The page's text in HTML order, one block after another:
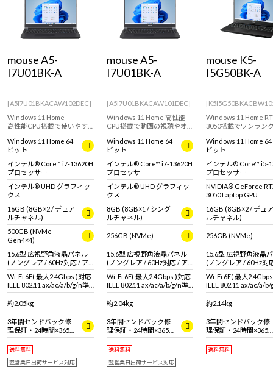
mouse A5-
I7U01BK-A
[A5I7U01BKACAW102DEC]
Windows 11 Home
高性能CPU搭載で使いやす
ミング視聴など幅広い用途
で活躍する15.6型ノート
PC！
Windows 11 Home 64
ビット
インテル® Core™ i7-13620H
プロセッサー
インテル® UHD グラフィッ
クス
16GB (8GB×2 / デュア
ルチャネル)
500GB (NVMe
Gen4×4)
15.6型 広視野角液晶パネル
(ノングレア / 60Hz対応 / ア
スペクト比16:9)
Wi-Fi 6E( 最大2.4Gbps )対応
IEEE 802.11 ax/ac/a/b/g/n準
拠 ＋ Bluetooth 5内蔵
約2.05kg
3年間センドバック修
理保証・24時間×365
日電話サポート
送料無料
翌営業日出荷サービス対応
mouse A5-
I7U01BK-A
[A5I7U01BKACAW101DEC]
Windows 11 Home 高性能
CPU搭載で動画の視聴やオ
用可能。フルHD液晶搭載の
15.6型ノートPC！
Windows 11 Home 64
ビット
インテル® Core™ i7-13620H
プロセッサー
インテル® UHD グラフィッ
クス
8GB (8GB×1 / シング
ルチャネル)
256GB (NVMe)
15.6型 広視野角液晶パネル
(ノングレア / 60Hz対応 / ア
スペクト比16:9)
Wi-Fi 6E( 最大2.4Gbps )対応
IEEE 802.11 ax/ac/a/b/g/n準
拠 ＋ Bluetooth 5内蔵
約2.04kg
3年間センドバック修
理保証・24時間×365
日電話サポート
送料無料
翌営業日出荷サービス対応
mouse K5-
I5G50BK-A
Windows 11 Home
3050搭載でワンラン
液晶パネル採用で軽
編集やライトゲーム
すすめ！
Windows 11 Home 64
ビット
インテル® Core™ i5-
プロセッサー
NVIDIA® GeForce
3050 Laptop GPU
16GB (8GB×2 / デュア
ルチャネル)
256GB (NVMe)
15.6型 広視野角液晶
(ノングレア / 60Hz対
スペクト比16:9)
Wi-Fi 6E( 最大
IEEE 802.11 ax/ac/a/
拠 ＋ Bluetooth 5内蔵
約2.14kg
3年間センドバック修
理保証・24時間×365
日電話サポート
送料無料